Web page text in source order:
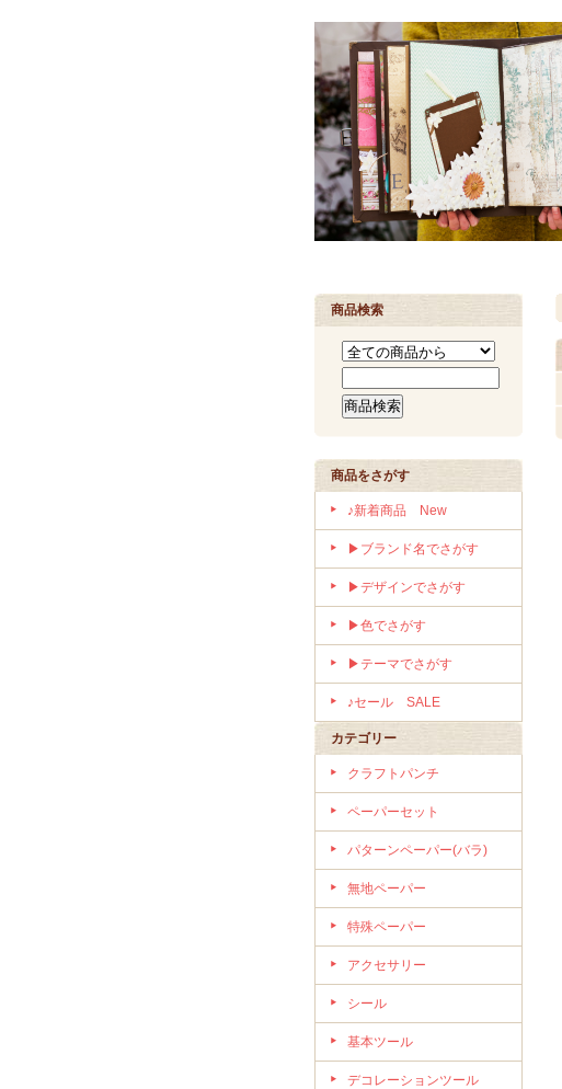
商品検索
商品をさがす
♪新着商品 New
▶ブランド名でさがす
▶デザインでさがす
▶色でさがす
▶テーマでさがす
♪セール SALE
カテゴリー
クラフトパンチ
ペーパーセット
パターンペーパー(バラ)
無地ペーパー
特殊ペーパー
アクセサリー
シール
基本ツール
デコレーションツール